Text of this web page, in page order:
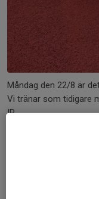
Måndag den 22/8 är
Vi tränar som tidigare
IP.
0